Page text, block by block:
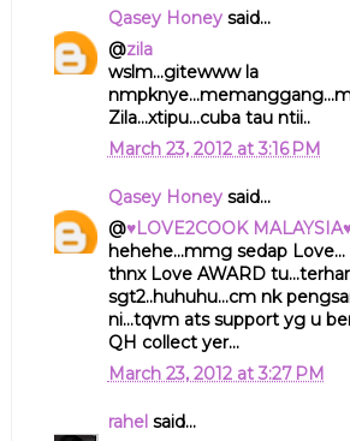
Qasey Honeysaid...
@zila
wslm...gitewww la
Zila...xtipu...cuba tau ntii..
March 23, 2012 at 3:16 PM
Qasey Honeysaid...
@♥LOVE2COOK
hehehe...mmg sedap Love...
thnx Love AWARD
sgt2..huhuhu...cm nk
ni...tqvm ats support yg u
QH collect yer...
March 23, 2012 at 3:27 PM
rahelsaid...